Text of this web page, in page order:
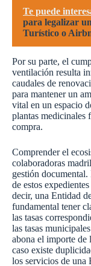
Te puede
para legalizar
Turístico o
Por su parte, el
ventilación resulta
caudales de
para mantener un
vital en un espacio
plantas medicinales
compra.
Comprender el
colaboradoras
gestión
de estos
decir, una Entidad
fundamental tener
las tasas
las tasas
abona el importe
caso existe
los servicios de una